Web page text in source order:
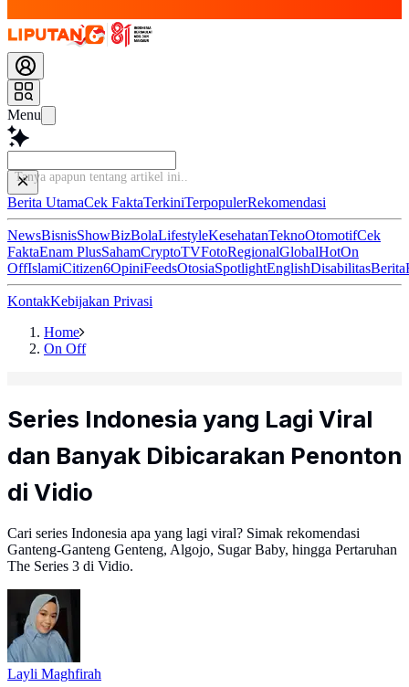
Menu
Tanya apapun
Berita UtamaCek FaktaTerkiniTerpopulerRekomendasi
NewsBisnisShowBizBolaLifestyleKesehatanTeknoOtomotifCek
FaktaEnam PlusSahamCryptoTVFotoRegionalGlobalHotOn
OffIslamiCitizen6OpiniFeedsOtosiaSpotlightEnglishDisabilitasBerita
KontakKebijakan Privasi
Home
On Off
Series Indonesia yang Lagi Viral
dan Banyak Dibicarakan Penonton
di Vidio
Cari series Indonesia apa yang lagi viral? Simak rekomendasi
Ganteng-Ganteng Genteng, Algojo, Sugar Baby, hingga Pertaruhan
The Series 3 di Vidio.
Layli Maghfirah